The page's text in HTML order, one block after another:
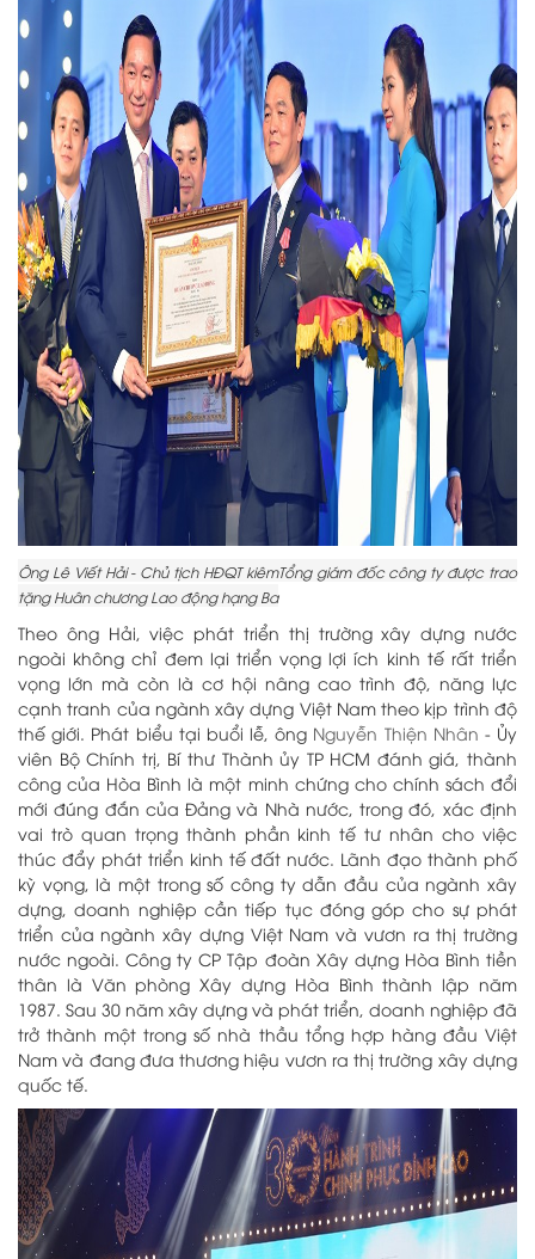
Ông Lê Viết Hải - Chủ tịch HĐQT kiêmTổng giám đốc công ty được trao
tặng Huân chương Lao động hạng Ba
Theo ông Hải, việc phát triển thị trường xây dựng nước
ngoài không chỉ đem lại triển vọng lợi ích kinh tế rất triển
vọng lớn mà còn là cơ hội nâng cao trình độ, năng lực
cạnh tranh của ngành xây dựng Việt Nam theo kịp trình độ
thế giới. Phát biểu tại buổi lễ, ông Nguyễn Thiện Nhân - Ủy
viên Bộ Chính trị, Bí thư Thành ủy TP HCM đánh giá, thành
công của Hòa Bình là một minh chứng cho chính sách đổi
mới đúng đắn của Đảng và Nhà nước, trong đó, xác định
vai trò quan trọng thành phần kinh tế tư nhân cho việc
thúc đẩy phát triển kinh tế đất nước. Lãnh đạo thành phố
kỳ vọng, là một trong số công ty dẫn đầu của ngành xây
dựng, doanh nghiệp cần tiếp tục đóng góp cho sự phát
triển của ngành xây dựng Việt Nam và vươn ra thị trường
nước ngoài.Công ty CP Tập đoàn Xây dựng Hòa Bình tiền
thân là Văn phòng Xây dựng Hòa Bình thành lập năm
1987. Sau 30 năm xây dựng và phát triển, doanh nghiệp đã
trở thành một trong số nhà thầu tổng hợp hàng đầu Việt
Nam và đang đưa thương hiệu vươn ra thị trường xây dựng
quốc tế.